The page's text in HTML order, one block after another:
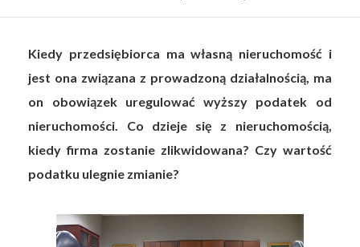
Kiedy przedsiębiorca ma własną nieruchomość i
jest ona związana z prowadzoną działalnością, ma
on obowiązek uregulować wyższy podatek od
nieruchomości. Co dzieje się z nieruchomością,
kiedy firma zostanie zlikwidowana? Czy wartość
podatku ulegnie zmianie?